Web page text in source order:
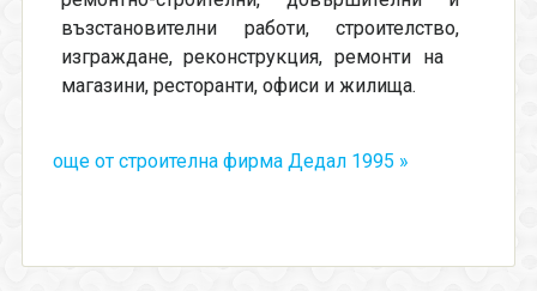
възстановителни работи, строителство,
изграждане, реконструкция, ремонти на
магазини, ресторанти, офиси и жилища.
още от строителна фирма Дедал 1995 »